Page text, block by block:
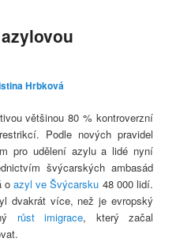
Hrbková
většinou 80 % kontroverzní
Podle nových pravidel
pro udělení azylu a lidé nyní
švýcarských ambasád
oazyl ve Švýcarsku 48 000 lidí.
dvakrát více, než je evropský
růst imigrace, který začal